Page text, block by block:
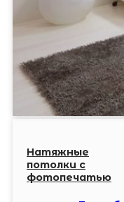
Натяжные
потолки с
фотопечатью